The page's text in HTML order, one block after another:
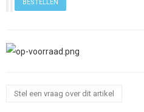
Stel een vraag over dit artikel